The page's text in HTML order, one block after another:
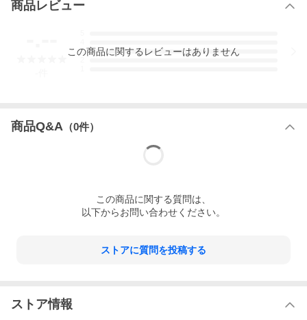
シンプルデザイン
す。
座面部分が濡れた場合はすぐに拭き取ってください。水分が残る
ければご返金、交換対応させて頂きます。
商品レビュー
3
この商品に関するレビューはありません
商品Q&A （0件）
この商品に関する質問は、
以下からお問い合わせください。
ストアに質問を投稿する
ストア情報